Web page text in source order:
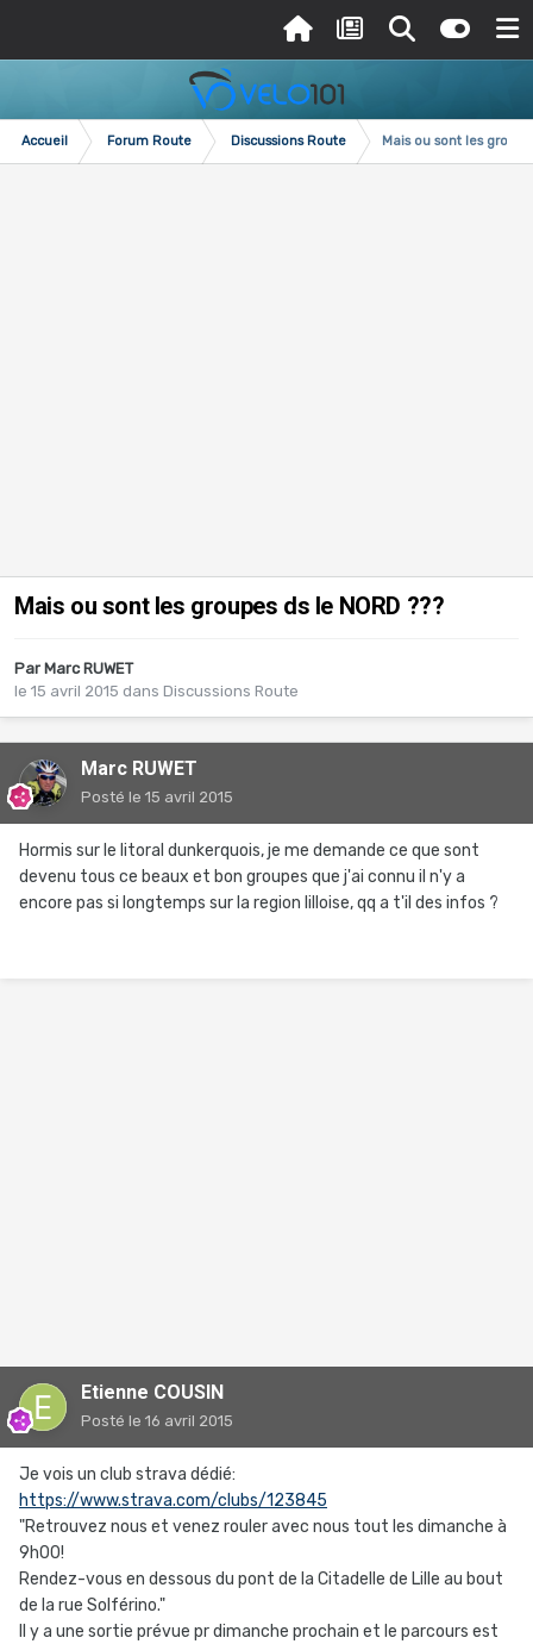
Accueil Forum Route Discussions Route Mais ou sont les
Mais ou sont les groupes ds le NORD ???
Par Marc RUWET
le 15 avril 2015 dans Discussions Route
Marc RUWET
Posté le 15 avril 2015
Hormis sur le litoral dunkerquois, je me demande ce que sont
devenu tous ce beaux et bon groupes que j'ai connu il n'y a
encore pas si longtemps sur la region lilloise, qq a t'il des infos ?
Etienne COUSIN
Posté le 16 avril 2015
Je vois un club strava dédié:
https://www.strava.com/clubs/123845
"Retrouvez nous et venez rouler avec nous tout les dimanche à
9h00!
Rendez-vous en dessous du pont de la Citadelle de Lille au bout
de la rue Solférino."
Il y a une sortie prévue pr dimanche prochain et le parcours est